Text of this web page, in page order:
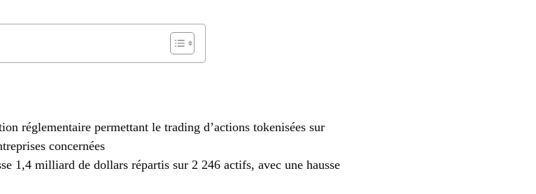
réglementaire permettant le trading d’actions tokenisées sur
concernées
1,4 milliard de dollars répartis sur 2 246 actifs, avec une hausse